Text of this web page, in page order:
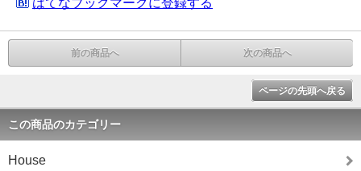
前の商品へ 次の商品へ
ページの先頭へ戻る
この商品のカテゴリー
House